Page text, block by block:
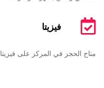
فيزيتا
متاح الحجز في المركز على فيزيتا